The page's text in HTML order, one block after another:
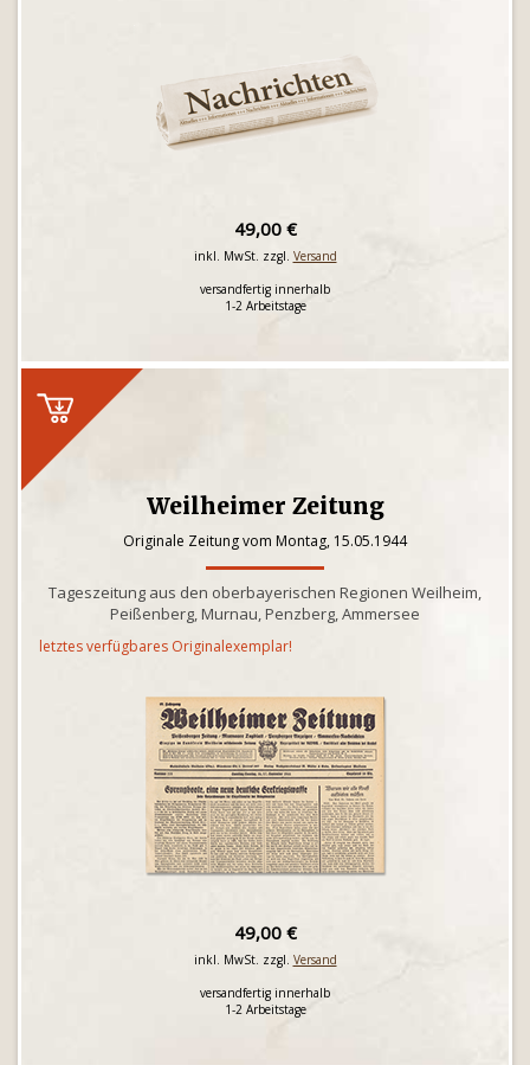
49,00 €
inkl. MwSt. zzgl. Versand
versandfertig innerhalb
1-2 Arbeitstage
Weilheimer Zeitung
Originale Zeitung vom Montag, 15.05.1944
Tageszeitung aus den oberbayerischen Regionen Weilheim,
Peißenberg, Murnau, Penzberg, Ammersee
letztes verfügbares Originalexemplar!
49,00 €
inkl. MwSt. zzgl. Versand
versandfertig innerhalb
1-2 Arbeitstage